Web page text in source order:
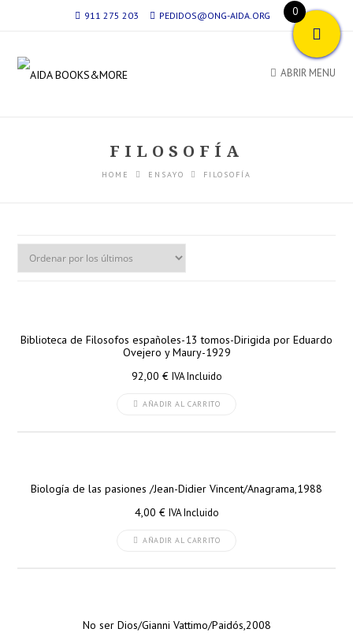
911 275 203 PEDIDOS@ONG-AIDA.ORG
ABRIR MENU
FILOSOFÍA
HOME ENSAYO FILOSOFÍA
Biblioteca de Filosofos españoles-13 tomos-Dirigida por Eduardo
Ovejero y Maury-1929
92,00 € IVA Incluido
AÑADIR AL CARRITO
Biología de las pasiones /Jean-Didier Vincent/Anagrama,1988
4,00 € IVA Incluido
AÑADIR AL CARRITO
No ser Dios/Gianni Vattimo/Paidós,2008
0